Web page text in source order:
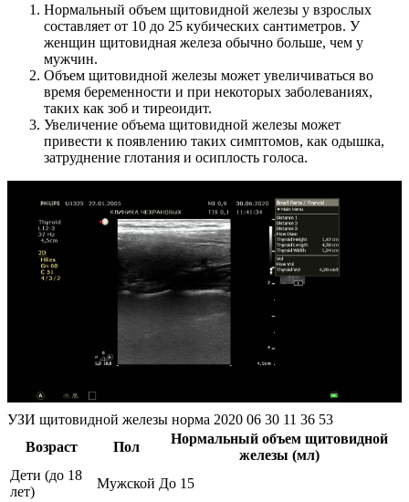
Нормальный объем щитовидной железы у взрослых
составляет от 10 до 25 кубических сантиметров. У
женщин щитовидная железа обычно больше, чем у
мужчин.
Объем щитовидной железы может увеличиваться во
время беременности и при некоторых заболеваниях,
таких как зоб и тиреоидит.
Увеличение объема щитовидной железы может
привести к появлению таких симптомов, как одышка,
затруднение глотания и осиплость голоса.
УЗИ щитовидной железы норма 2020 06 30 11 36 53
Возраст
Пол
Нормальный объем щитовидной
железы (мл)
Дети (до 18
лет)
Мужской До 15